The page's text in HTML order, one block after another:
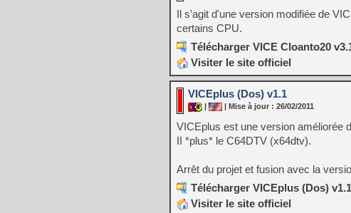
Il s'agit d'une version modifiée de
certains CPU.
Télécharger VICE Cloanto20
Visiter le site officiel
VICEplus (Dos) v1.1
| Mise à jour : 26/02/2011
VICEplus est une version améliorée
II *plus* le C64DTV (x64dtv).
Arrêt du projet et fusion avec la
Télécharger VICEplus (Dos)
Visiter le site officiel